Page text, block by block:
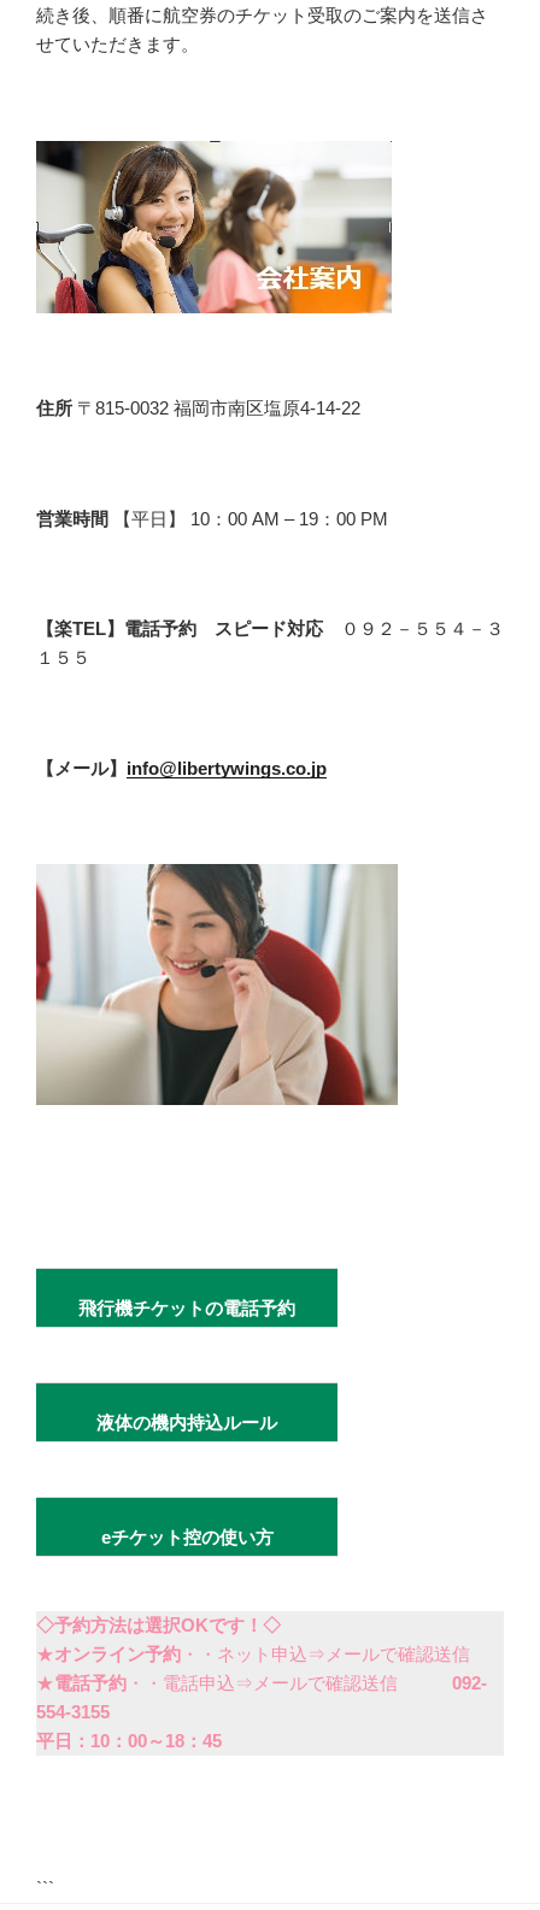
続き後、順番に航空券のチケット受取のご案内を送信さ
せていただきます。
住所 〒815-0032 福岡市南区塩原4-14-22
営業時間 【平日】 10：00 AM – 19：00 PM
【楽TEL】電話予約 スピード対応
０９２－５５４－３
１５５
【メール】 info@libertywings.co.jp
飛行機チケットの電話予約
液体の機内持込ルール
eチケット控の使い方
◇予約方法は選択OKです！◇
★オンライン予約 ・・ネット申込⇒メールで確認送信
★電話予約 ・・電話申込⇒メールで確認送信 092-
554-3155
平日：10：00～18：45
```